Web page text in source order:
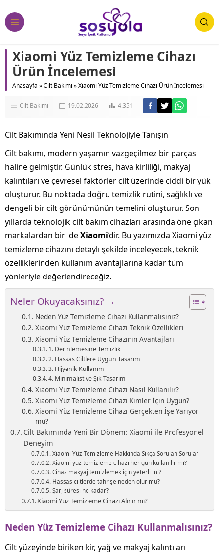
Xiaomi Yüz Temizleme Cihazı
Ürün İncelemesi
Anasayfa »Cilt Bakımı »Xiaomi Yüz Temizleme Cihazı Ürün İncelemesi
Cilt Bakımı 19.02.2026 4.351
Cilt Bakımında Yeni Nesil Teknolojiyle Tanışın
Cilt bakımı, modern yaşamın vazgeçilmez bir parçası
haline gelmiştir. Günlük stres, hava kirliliği, makyaj
kalıntıları ve çevresel faktörler cilt üzerinde ciddi bir yük
oluşturur. Bu noktada doğru temizlik rutini, sağlıklı ve
dengeli bir cilt görünümünün temelini oluşturur. Son
yıllarda teknolojik cilt bakım cihazları arasında öne çıkan
markalardan biri deXiaomi’dir. Bu yazımızda Xiaomi yüz
temizleme cihazını detaylı şekilde inceleyecek, teknik
özelliklerinden kullanım avantajlarına kadar tüm
yönleriyle değerlendireceğiz.
Neler Okuyacaksınız? →
Neden Yüz Temizleme Cihazı Kullanmalısınız?
Xiaomi Yüz Temizleme Cihazı Teknik Özellikleri
Xiaomi Yüz Temizleme Cihazının Avantajları
1. Derinlemesine Temizlik
2. Hassas Ciltlere Uygun Tasarım
3. Hijyenik Kullanım
4. Minimalist ve Şık Tasarım
Xiaomi Yüz Temizleme Cihazı Nasıl Kullanılır?
Xiaomi Yüz Temizleme Cihazı Kimler İçin Uygun?
Xiaomi Yüz Temizleme Cihazı Gerçekten İşe Yarıyor
mu?
Cilt Bakımında Yeni Bir Dönem: Xiaomi ile Profesyonel
Deneyim
Xiaomi Yüz Temizleme Hakkında Sıkça Sorulan Sorular
Xiaomi yüz temizleme cihazı her gün kullanılır mı?
Cihaz makyaj temizlemek için yeterli mi?
Hassas ciltlerde tahrişe neden olur mu?
Şarj süresi ne kadar?
Xiaomi Yüz Temizleme Cihazı Alınır mı?
Neden Yüz Temizleme Cihazı Kullanmalısınız?
Cilt yüzeyinde biriken kir, yağ ve makyaj kalıntıları